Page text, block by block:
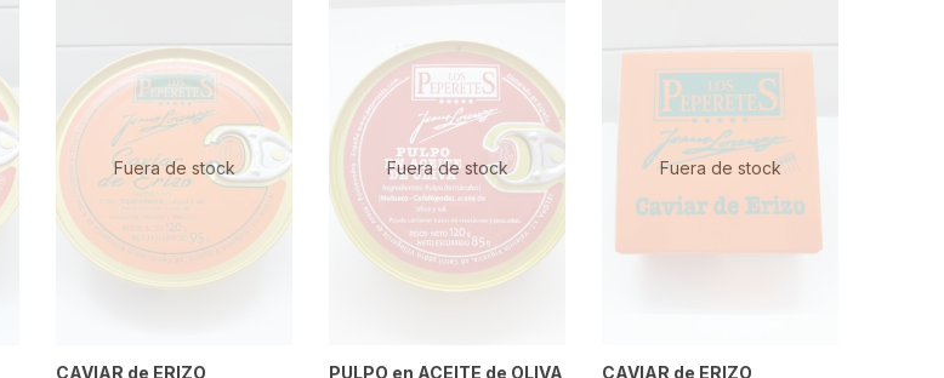
Fuera de stock
CAVIAR de ERIZO
Fuera de stock
PULPO en ACEITE de OLIVA
Fuera de stock
CAVIAR de ERIZO